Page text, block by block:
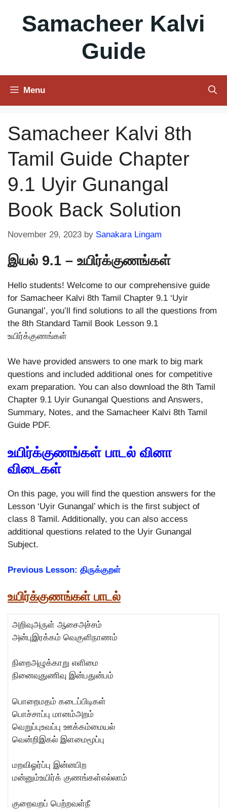
contentSamacheer Kalvi
Guide
Menu
Samacheer Kalvi 8th
Tamil Guide Chapter
9.1 Uyir Gunangal
Book Back Solution
November 29, 2023 by Sanakara Lingam
இயல் 9.1 – உயிர்க்குணங்கள்
Hello students! Welcome to our comprehensive guide
for Samacheer Kalvi 8th Tamil Chapter 9.1 ‘Uyir
Gunangal’, you’ll find solutions to all the questions from
the 8th Standard Tamil Book Lesson 9.1
உயிர்க்குணங்கள்
We have provided answers to one mark to big mark
questions and included additional ones for competitive
exam preparation. You can also download the 8th Tamil
Chapter 9.1 Uyir Gunangal Questions and Answers,
Summary, Notes, and the Samacheer Kalvi 8th Tamil
Guide PDF.
உயிர்க்குணங்கள் பாடல் வினா
விடைகள்
On this page, you will find the question answers for the
Lesson ‘Uyir Gunangal’ which is the first subject of
class 8 Tamil. Additionally, you can also access
additional questions related to the Uyir Gunangal
Subject.
Previous Lesson: திருக்குறள்
உயிர்க்குணங்கள் பாடல்
அறிவுஅருள் ஆசைஅச்சம்
அன்புஇரக்கம் வெகுளிநாணம்
நிறைஅழுக்காறு எளிமை
நினைவுதுணிவு இன்பதுன்பம்
பொறைமதம் கடைப்பிடிகள்
பொச்சாப்பு மானம்அறம்
வெறுப்புஉவப்பு ஊக்கம்மையல்
வென்றிஇகல் இளமைமூப்பு
மறவிஓர்ப்பு இன்னபிற
மன்னும்உயிர்க் குணங்கள்எல்லாம்
குறைவறப் பெற்றவள்நீ